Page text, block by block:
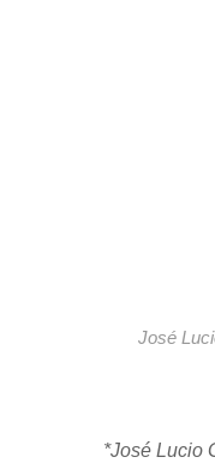
José
*José Lucio